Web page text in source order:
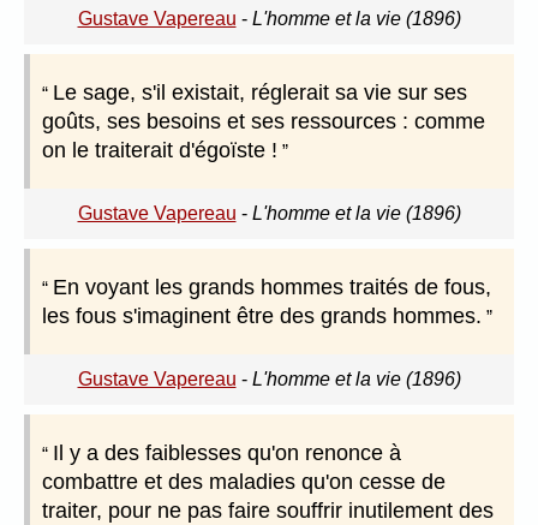
Gustave Vapereau - L'homme et la vie (1896)
Le sage, s'il existait, réglerait sa vie sur ses
goûts, ses besoins et ses ressources : comme
on le traiterait d'égoïste !
Gustave Vapereau - L'homme et la vie (1896)
En voyant les grands hommes traités de fous,
les fous s'imaginent être des grands hommes.
Gustave Vapereau - L'homme et la vie (1896)
Il y a des faiblesses qu'on renonce à
combattre et des maladies qu'on cesse de
traiter, pour ne pas faire souffrir inutilement des